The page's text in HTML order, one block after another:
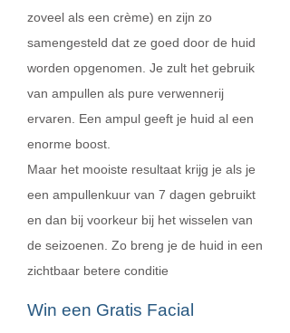
zoveel als een crème) en zijn zo
samengesteld dat ze goed door de huid
worden opgenomen. Je zult het gebruik
van ampullen als pure verwennerij
ervaren. Een ampul geeft je huid al een
enorme boost.
Maar het mooiste resultaat krijg je als je
een ampullenkuur van 7 dagen gebruikt
en dan bij voorkeur bij het wisselen van
de seizoenen. Zo breng je de huid in een
zichtbaar betere conditie
Win een Gratis Facial